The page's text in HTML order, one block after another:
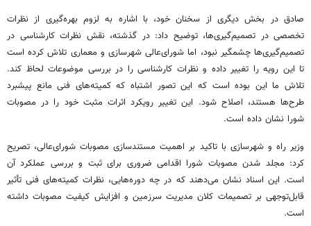
صادق در بخش دیگری از سخنان خود، با اشاره به لزوم بهره‌گیری از نظرات
تخصصی در تصمیم‌گیری‌ها، توضیح داد: در گذشته، نقش نظرات کارشناسی در
تصمیم‌گیری‌ها چشمگیر نبود، اما شورای‌عالی شهرسازی و معماری تلاش کرده است
تا این رویه را تغییر داده و نظرات کارشناسی را در بررسی موضوعات لحاظ کند.
تلاش ما این بوده است که این تصور اشتباه که کمیته‌های فنی مانع پیشبرد
طرح‌ها هستند، اصلاح شود. این تغییر رویکرد اثرات مثبت خود را در مصوبات
شورا نشان داده است.
وزیر راه و شهرسازی با تاکید بر اهمیت مستندسازی مصوبات شورای‌عالی، تصریح
کرد: مجلد شدن مصوبات شورا اقدامی ضروری برای ثبت و بررسی عملکرد آن
است. این اسناد نشان می‌دهند که در چه دوره‌هایی، نظرات کمیته‌های فنی تأثیر
قابل‌توجهی بر تصمیمات کلان مدیریت سرزمین و افزایش کیفیت مصوبات داشته
است.